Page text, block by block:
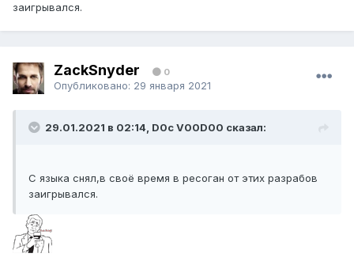
заигрывался.
ZackSnyder 0
Опубликовано: 29 января 2021
29.01.2021 в 02:14, D0c V00D00 сказал:
С языка снял,в своё время в ресоган от этих разрабов
заигрывался.